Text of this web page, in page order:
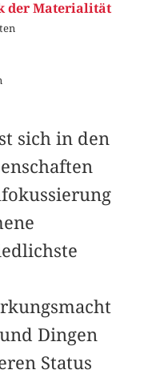
der Materialität
sich in den
Dingen
Status